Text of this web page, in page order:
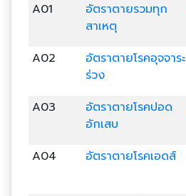
A01
อัตราตายรวมทุก
สาเหตุ
A02
อัตราตายโรคอุจจาระ
ร่วง
A03
อัตราตายโรคปอด
อักเสบ
A04 อัตราตายโรคเอดส์